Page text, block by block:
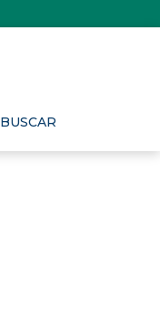
BUSCAR